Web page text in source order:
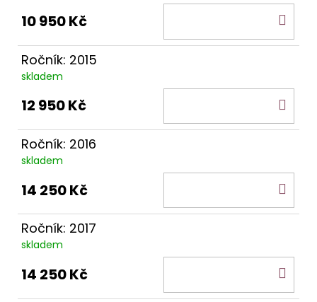
10 950 Kč
Ročník: 2015
skladem
12 950 Kč
Ročník: 2016
skladem
14 250 Kč
Ročník: 2017
skladem
14 250 Kč